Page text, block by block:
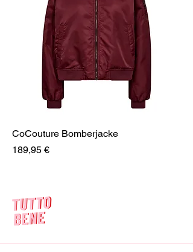
CoCouture Bomberjacke
Preis
189,95 €